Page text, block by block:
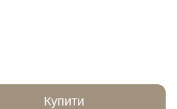
Купити